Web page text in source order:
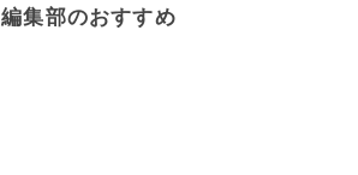
編集部のおすすめ